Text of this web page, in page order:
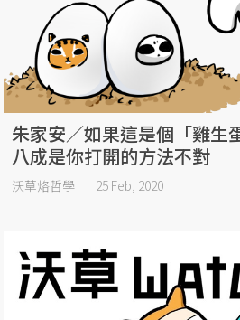
朱家安／如果這是個「雞生
八成是你打開的方法不對
沃草烙哲學 25 Feb, 2020